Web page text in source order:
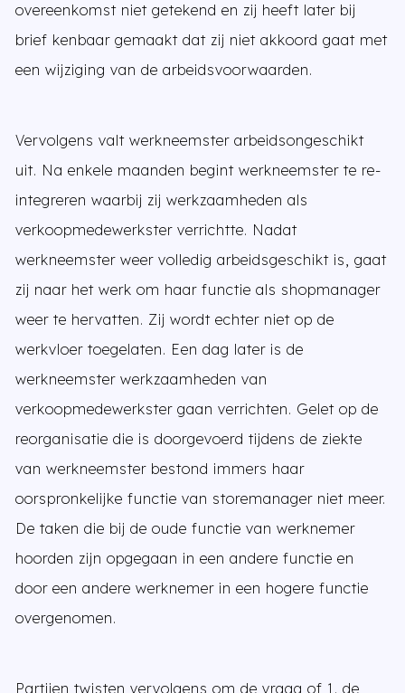
overeenkomst niet getekend en zij heeft later bij
brief kenbaar gemaakt dat zij niet akkoord gaat met
een wijziging van de arbeidsvoorwaarden.
Vervolgens valt werkneemster arbeidsongeschikt
uit. Na enkele maanden begint werkneemster te re-
integreren waarbij zij werkzaamheden als
verkoopmedewerkster verrichtte. Nadat
werkneemster weer volledig arbeidsgeschikt is, gaat
zij naar het werk om haar functie als shopmanager
weer te hervatten. Zij wordt echter niet op de
werkvloer toegelaten. Een dag later is de
werkneemster werkzaamheden van
verkoopmedewerkster gaan verrichten. Gelet op de
reorganisatie die is doorgevoerd tijdens de ziekte
van werkneemster bestond immers haar
oorspronkelijke functie van storemanager niet meer.
De taken die bij de oude functie van werknemer
hoorden zijn opgegaan in een andere functie en
door een andere werknemer in een hogere functie
overgenomen.
Partijen twisten vervolgens om de vraag of 1. de